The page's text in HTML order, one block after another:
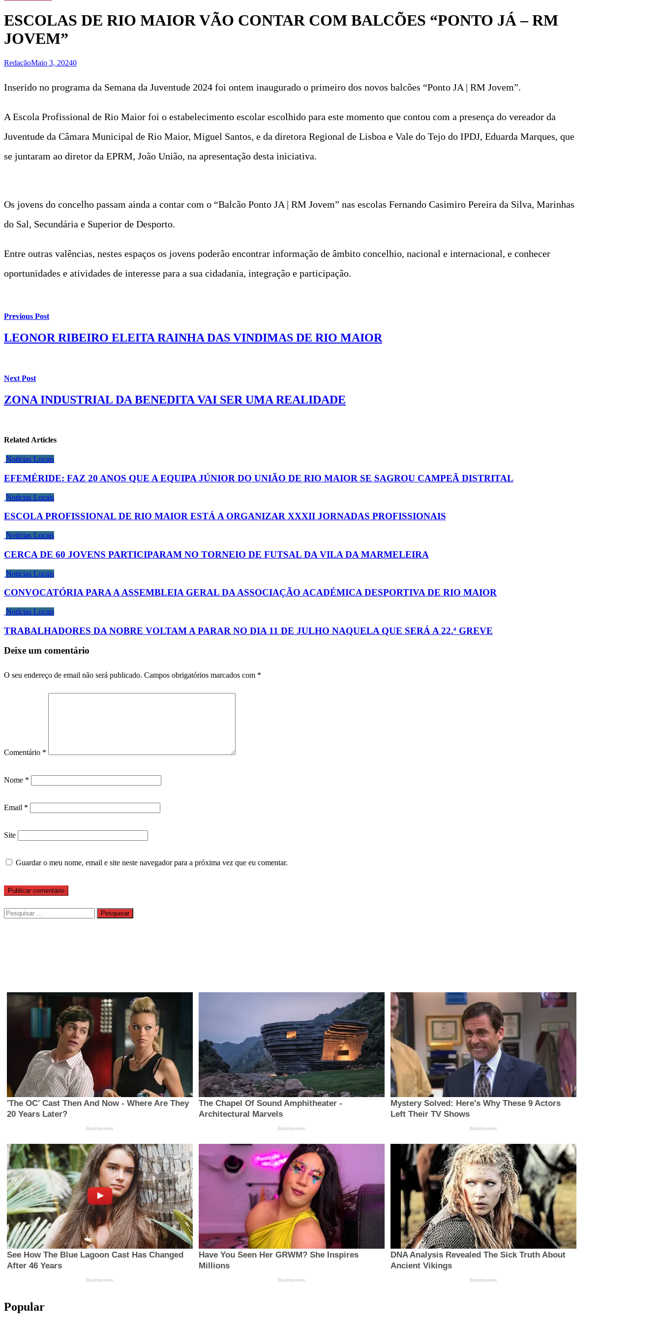
ESCOLAS DE RIO MAIOR VÃO CONTAR COM BALCÕES “PONTO JÁ – RM
JOVEM”
RedaçãoMaio 3, 20240
Inserido no programa da Semana da Juventude 2024 foi ontem inaugurado o primeiro dos novos balcões “Ponto JA | RM Jovem”.
A Escola Profissional de Rio Maior foi o estabelecimento escolar escolhido para este momento que contou com a presença do vereador da
Juventude da Câmara Municipal de Rio Maior, Miguel Santos, e da diretora Regional de Lisboa e Vale do Tejo do IPDJ, Eduarda Marques, que
se juntaram ao diretor da EPRM, João União, na apresentação desta iniciativa.
Os jovens do concelho passam ainda a contar com o “Balcão Ponto JA | RM Jovem” nas escolas Fernando Casimiro Pereira da Silva, Marinhas
do Sal, Secundária e Superior de Desporto.
Entre outras valências, nestes espaços os jovens poderão encontrar informação de âmbito concelhio, nacional e internacional, e conhecer
oportunidades e atividades de interesse para a sua cidadania, integração e participação.
Previous Post
LEONOR RIBEIRO ELEITA RAINHA DAS VINDIMAS DE RIO MAIOR
Next Post
ZONA INDUSTRIAL DA BENEDITA VAI SER UMA REALIDADE
Related Articles
Notícias Locais
EFEMÉRIDE: FAZ 20 ANOS QUE A EQUIPA JÚNIOR DO UNIÃO DE RIO MAIOR SE SAGROU CAMPEÃ DISTRITAL
Notícias Locais
ESCOLA PROFISSIONAL DE RIO MAIOR ESTÁ A ORGANIZAR XXXII JORNADAS PROFISSIONAIS
Notícias Locais
CERCA DE 60 JOVENS PARTICIPARAM NO TORNEIO DE FUTSAL DA VILA DA MARMELEIRA
Notícias Locais
CONVOCATÓRIA PARA A ASSEMBLEIA GERAL DA ASSOCIAÇÃO ACADÉMICA DESPORTIVA DE RIO MAIOR
Notícias Locais
TRABALHADORES DA NOBRE VOLTAM A PARAR NO DIA 11 DE JULHO NAQUELA QUE SERÁ A 22.ª GREVE
Deixe um comentário
O seu endereço de email não será publicado. Campos obrigatórios marcados com *
Comentário *
Nome *
Email *
Site
Guardar o meu nome, email e site neste navegador para a próxima vez que eu comentar.
Pesquisar
por:
Popular